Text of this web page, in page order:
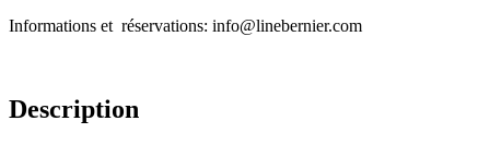
Informations et réservations: info@linebernier.com
Description